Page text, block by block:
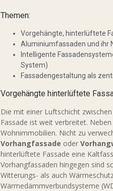
Themen:
Vorgehängte, hinterlüftete
Aluminiumfassaden und ihr
Intelligente
System)
Fassadengestaltung als
Vorgehängte hinterlüftete
Die mit einer Luftschicht
Fassade ist weit verbreitet.
Wohnimmobilien. Nicht zu
Vorhangfassade oder
hinterlüftete Fassade eine
Vorhangfassaden hingegen sind
Witterungs- als auch
Wärmedämmverbundsysteme